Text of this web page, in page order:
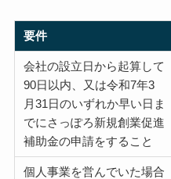
要件
会社の設立日から起算して
90日以内、又は令和7年3
月31日のいずれか早い日ま
でにさっぽろ新規創業促進
補助金の申請をすること
個人事業を営んでいた場合